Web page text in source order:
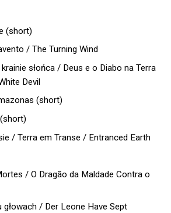
(short)
/ The Turning Wind
słońca / Deus e o Diabo na Terra
Devil
(short)
/ Terra em Transe / Entranced Earth
/ O Dragão da Maldade Contra o
/ Der Leone Have Sept